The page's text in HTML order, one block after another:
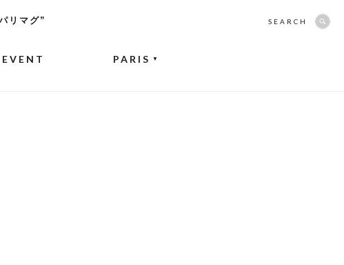
リマグ”
EVENT PARIS ▼
SEARCH